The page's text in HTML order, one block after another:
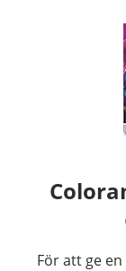
För att ge